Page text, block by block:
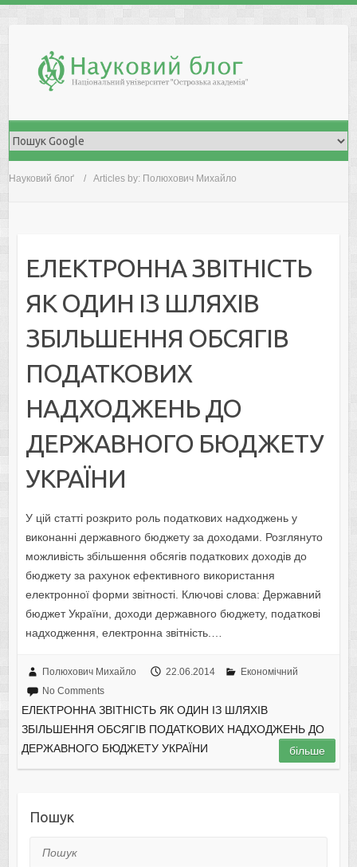
Науковий блоґ Articles by: Полюхович Михайло
ЕЛЕКТРОННА ЗВІТНІСТЬ
ЯК ОДИН ІЗ ШЛЯХІВ
ЗБІЛЬШЕННЯ ОБСЯГІВ
ПОДАТКОВИХ
НАДХОДЖЕНЬ ДО
ДЕРЖАВНОГО БЮДЖЕТУ
УКРАЇНИ
У цій статті розкрито роль податкових надходжень у
виконанні державного бюджету за доходами. Розглянуто
можливість збільшення обсягів податкових доходів до
бюджету за рахунок ефективного використання
електронної форми звітності. Ключові слова: Державний
бюджет України, доходи державного бюджету, податкові
надходження, електронна звітність.…
Полюхович Михайло 22.06.2014
Економічний
No Comments
ЕЛЕКТРОННА ЗВІТНІСТЬ ЯК ОДИН ІЗ ШЛЯХІВ
ЗБІЛЬШЕННЯ ОБСЯГІВ ПОДАТКОВИХ НАДХОДЖЕНЬ ДО
ДЕРЖАВНОГО БЮДЖЕТУ УКРАЇНИ
більше
Пошук
Пошук